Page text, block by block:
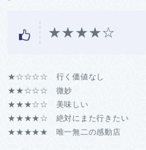
★★★★☆
★☆☆☆☆ 行く価値なし
★★☆☆☆ 微妙
★★★☆☆ 美味しい
★★★★☆ 絶対にまた行きたい
★★★★★ 唯一無二の感動店